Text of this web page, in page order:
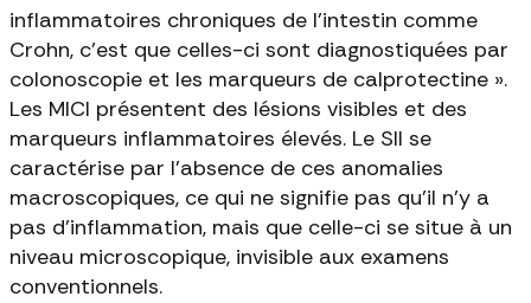
inflammatoires chroniques de l'intestin comme
Crohn, c'est que celles-ci sont diagnostiquées par
colonoscopie et les marqueurs de calprotectine ».
Les MICI présentent des lésions visibles et des
marqueurs inflammatoires élevés. Le SII se
caractérise par l'absence de ces anomalies
macroscopiques, ce qui ne signifie pas qu'il n'y a
pas d'inflammation, mais que celle-ci se situe à un
niveau microscopique, invisible aux examens
conventionnels.